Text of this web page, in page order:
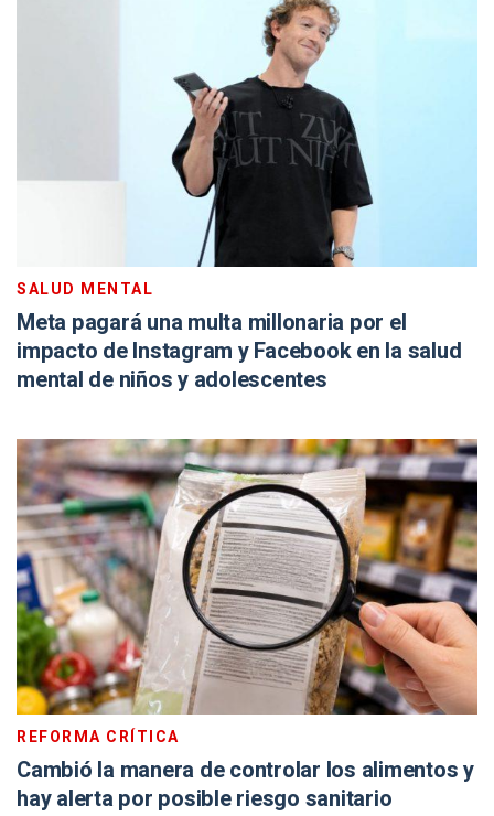
SALUD MENTAL
Meta pagará una multa millonaria por el
impacto de Instagram y Facebook en la salud
mental de niños y adolescentes
REFORMA CRÍTICA
Cambió la manera de controlar los alimentos y
hay alerta por posible riesgo sanitario